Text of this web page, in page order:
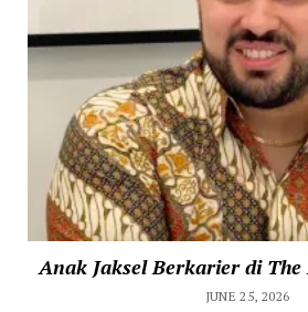
Anak Jaksel Berkarier di
JUNE 25, 2026